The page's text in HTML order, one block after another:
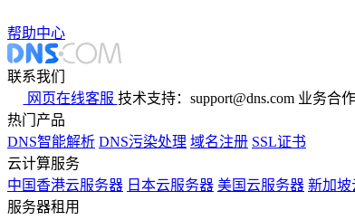
帮助中心
联系我们
网页在线客服 技术支持：support@dns.com 业务合
热门产品
DNS智能解析 DNS污染处理 域名注册 SSL证书
云计算服务
中国香港云服务器 日本云服务器 美国云服务器 新加坡
服务器租用